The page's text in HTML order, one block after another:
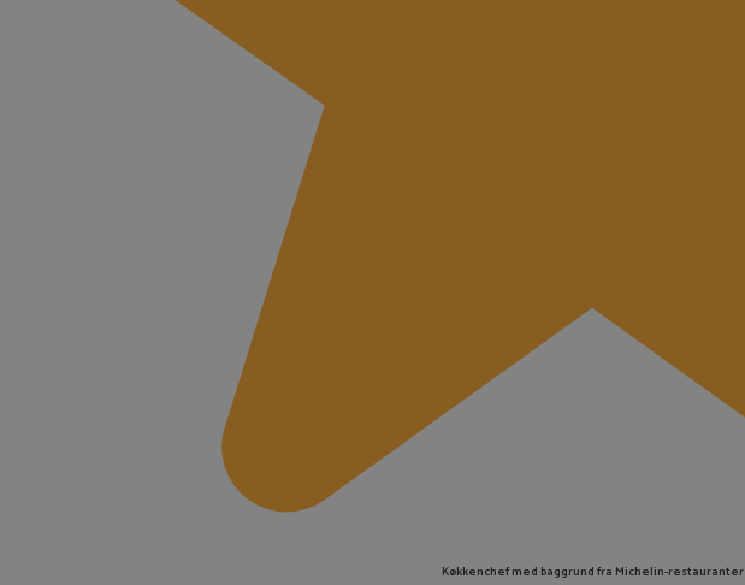
Køkkenchef med baggrund fra Michelin-restauranter